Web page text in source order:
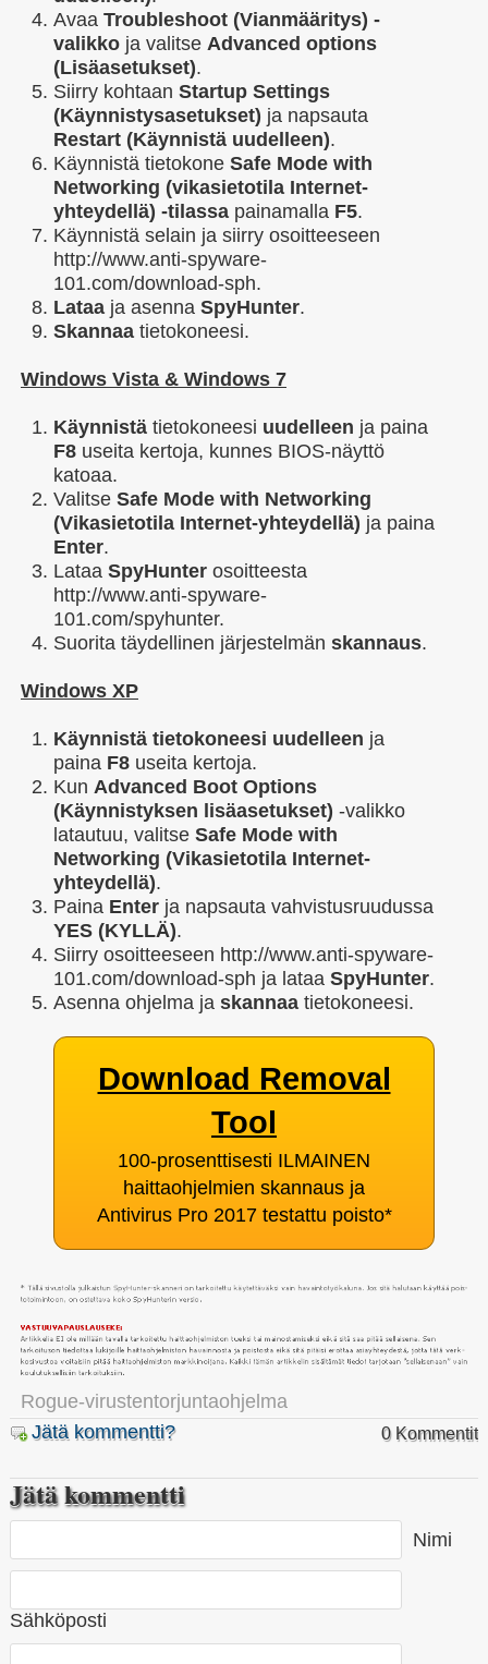
Avaa Troubleshoot (Vianmääritys) -
valikko ja valitse Advanced options
(Lisäasetukset).
Siirry kohtaan Startup Settings
(Käynnistysasetukset) ja napsauta
Restart (Käynnistä uudelleen).
Käynnistä tietokone Safe Mode with
Networking (vikasietotila Internet-
yhteydellä) -tilassa painamalla F5.
Käynnistä selain ja siirry osoitteeseen
http://www.anti-spyware-
101.com/download-sph.
Lataa ja asenna SpyHunter.
Skannaa tietokoneesi.
Windows Vista & Windows 7
Käynnistä tietokoneesi uudelleen ja paina
F8 useita kertoja, kunnes BIOS-näyttö
katoaa.
Valitse Safe Mode with Networking
(Vikasietotila Internet-yhteydellä) ja paina
Enter.
Lataa SpyHunter osoitteesta
http://www.anti-spyware-
101.com/spyhunter.
Suorita täydellinen järjestelmän skannaus.
Windows XP
Käynnistä tietokoneesi uudelleen ja
paina F8 useita kertoja.
Kun Advanced Boot Options
(Käynnistyksen lisäasetukset) -valikko
latautuu, valitse Safe Mode with
Networking (Vikasietotila Internet-
yhteydellä).
Paina Enter ja napsauta vahvistusruudussa
YES (KYLLÄ).
Siirry osoitteeseen http://www.anti-spyware-
101.com/download-sph ja lataa SpyHunter.
Asenna ohjelma ja skannaa tietokoneesi.
Download Removal
Tool
100-prosenttisesti ILMAINEN
haittaohjelmien skannaus ja
Antivirus Pro 2017 testattu poisto*
Rogue-virustentorjuntaohjelma
Jätä kommentti?
0 Kommentit
Jätä kommentti
Nimi
Sähköposti